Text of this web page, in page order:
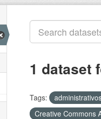
1 dataset
Tags:
Creative Commons